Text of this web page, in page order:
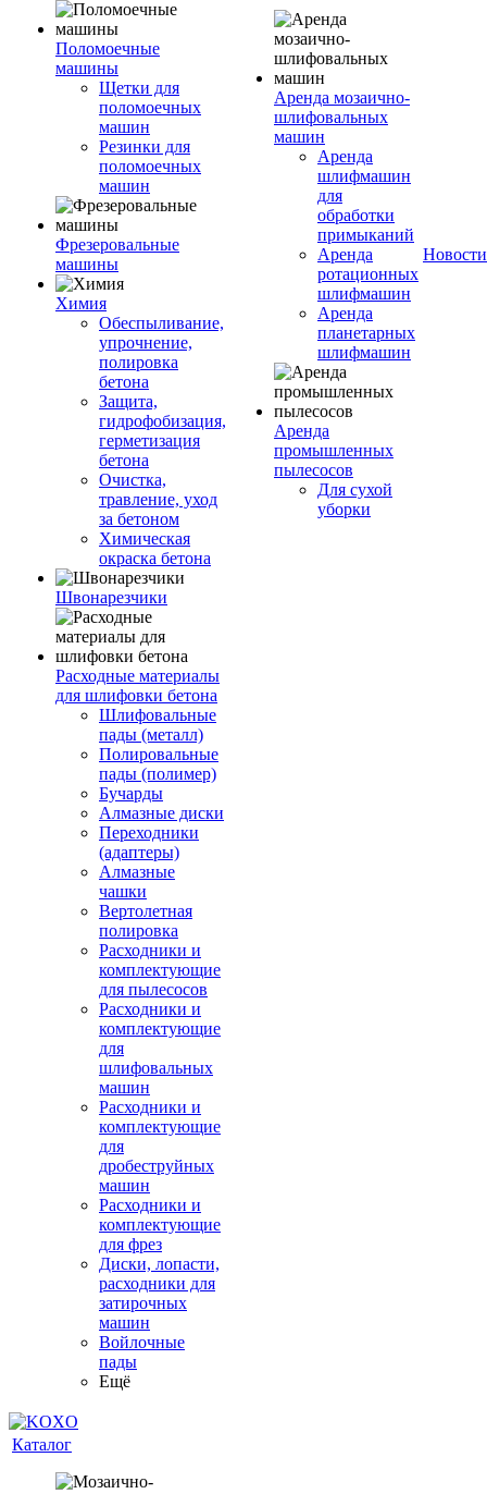
Поломоечные
машины
Щетки для
поломоечных
машин
Резинки для
поломоечных
машин
Фрезеровальные
машины
Химия
Обеспыливание,
упрочнение,
полировка
бетона
Защита,
гидрофобизация,
герметизация
бетона
Очистка,
травление, уход
за бетоном
Химическая
окраска бетона
Швонарезчики
Расходные материалы
для шлифовки бетона
Шлифовальные
пады (металл)
Полировальные
пады (полимер)
Бучарды
Алмазные диски
Переходники
(адаптеры)
Алмазные
чашки
Вертолетная
полировка
Расходники и
комплектующие
для пылесосов
Расходники и
комплектующие
для
шлифовальных
машин
Расходники и
комплектующие
для
дробеструйных
машин
Расходники и
комплектующие
для фрез
Диски, лопасти,
расходники для
затирочных
машин
Войлочные
пады
Ещё
Аренда мозаично-
шлифовальных
машин
Аренда
шлифмашин
для
обработки
примыканий
Аренда
ротационных
шлифмашин
Аренда
планетарных
шлифмашин
Аренда
промышленных
пылесосов
Для сухой
уборки
Новости
Каталог